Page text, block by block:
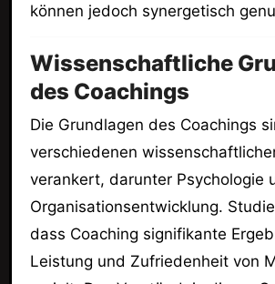
können jedoch synergetisch
Wissenschaftliche
des Coachings
Die Grundlagen des Coachings
verschiedenen
verankert, darunter Psychologie
Organisationsentwicklung.
dass Coaching signifikante
Leistung und Zufriedenheit von